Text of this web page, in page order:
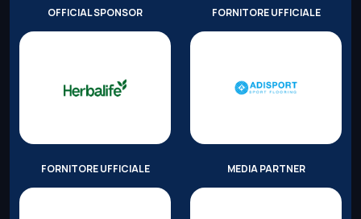
OFFICIAL SPONSOR FORNITORE UFFICIALE
FORNITORE UFFICIALE MEDIA PARTNER